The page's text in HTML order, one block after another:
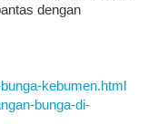
dengan
kebumen.html
bunga-di-